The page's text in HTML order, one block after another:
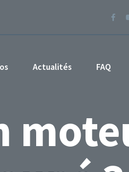
Actualités FAQ